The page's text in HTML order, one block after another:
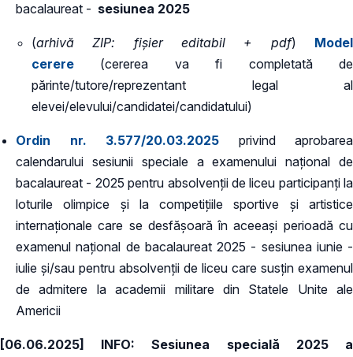
bacalaureat - sesiunea 2025
(arhivă ZIP: fișier editabil + pdf) Model
cerere (cererea va fi completată de
părinte/tutore/reprezentant legal al
elevei/elevului/candidatei/candidatului)
Ordin nr. 3.577/20.03.2025 privind aprobarea
calendarului sesiunii speciale a examenului național de
bacalaureat - 2025 pentru absolvenții de liceu participanți la
loturile olimpice și la competițiile sportive și artistice
internaționale care se desfășoară în aceeași perioadă cu
examenul național de bacalaureat 2025 - sesiunea iunie -
iulie și/sau pentru absolvenții de liceu care susțin examenul
de admitere la academii militare din Statele Unite ale
Americii
[06.06.2025] INFO:
Sesiunea specială 2025 a